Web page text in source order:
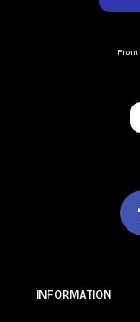
From
INFORMATION